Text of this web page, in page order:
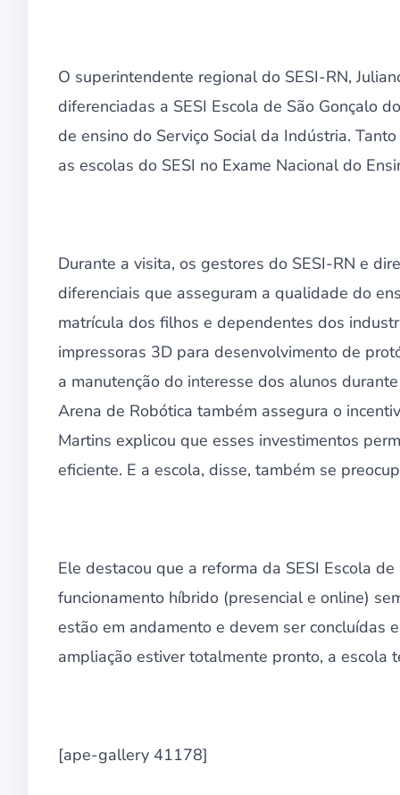
O superintendente regional do SESI-RN,
diferenciadas a SESI Escola de São Gonçalo
de ensino do Serviço Social da Indústria.
as escolas do SESI no Exame Nacional do
Durante a visita, os gestores do SESI-RN e
diferenciais que asseguram a qualidade do
matrícula dos filhos e dependentes dos
impressoras 3D para desenvolvimento de
a manutenção do interesse dos alunos
Arena de Robótica também assegura o
Martins explicou que esses investimentos
eficiente. E a escola, disse, também se
Ele destacou que a reforma da SESI Escola
funcionamento híbrido (presencial e online)
estão em andamento e devem ser concluídas
ampliação estiver totalmente pronto, a escola
[ape-gallery 41178]